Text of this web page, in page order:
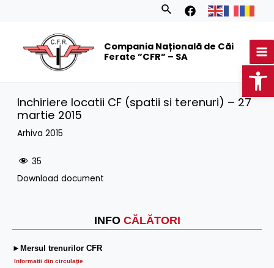
Search
Compania Națională de Căi
Ferate ”CFR” – SA
INFO CĂLĂTORI
►Mersul trenurilor CFR
Informatii din circulaţie
Inchiriere locatii CF (spatii si terenuri) – 27
martie 2015
Arhiva 2015
35
Download document